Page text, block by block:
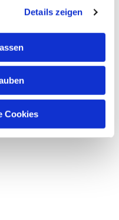
Details zeigen
Cookies